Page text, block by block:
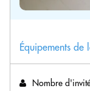
Équipements
Nombre